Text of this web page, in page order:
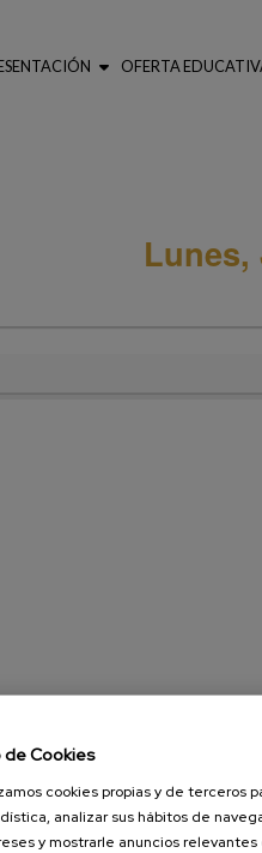
OFERTA
Lunes,
de Cookies
cookies propias y de terceros
analizar sus hábitos de
y mostrarle anuncios